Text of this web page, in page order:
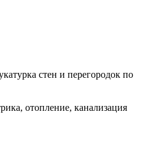
стен и перегородок по
отопление, канализация